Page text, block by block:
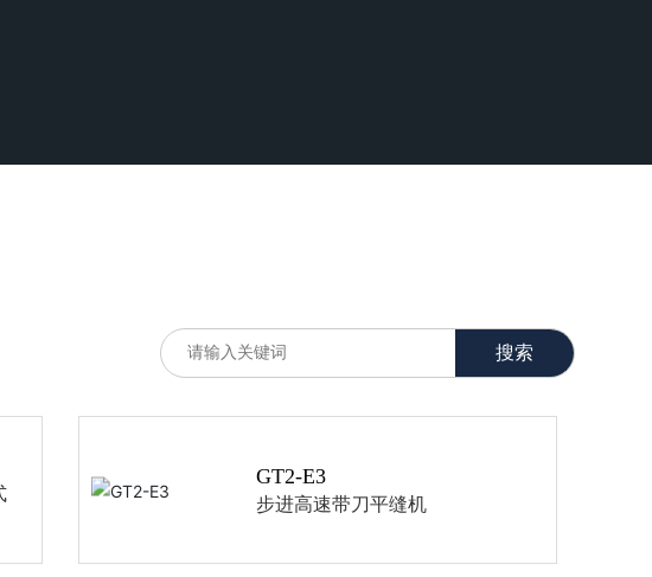
搜索
GT2-E3
步进高速带刀平缝机